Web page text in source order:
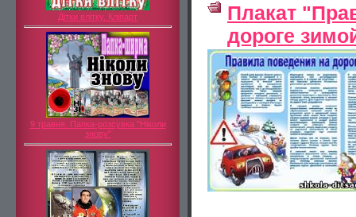
Дітки влітку. Кліпарт
9 травня. Папка-розсувка "Ніколи
знову"
Плакат
дороге